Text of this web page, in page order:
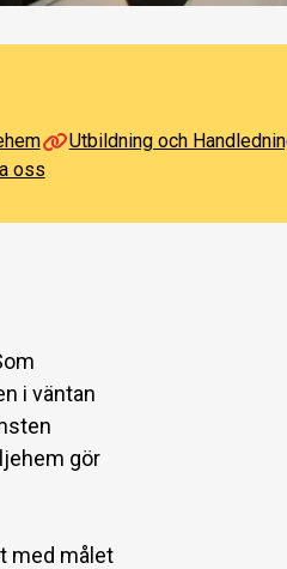
Utbildning och
oss
i väntan
gör
med målet